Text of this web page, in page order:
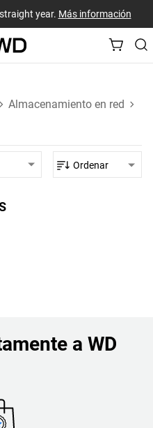
year. Más información
Almacenamiento en red
Ordenar
a WD